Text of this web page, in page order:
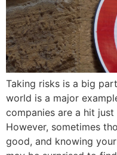
Taking risks is a big
world is a major
companies are a hit
However, sometimes
good, and knowing